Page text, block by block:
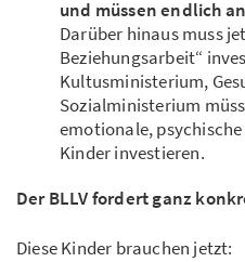
und müssen endlich
Darüber hinaus muss
Beziehungsarbeit“
Kultusministerium,
Sozialministerium
emotionale,
Kinder investieren.
Der BLLV fordert ganz
Diese Kinder brauchen jetzt: